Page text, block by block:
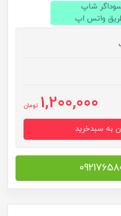
شاپ
طریق واتس اپ
1,200,000 تومان